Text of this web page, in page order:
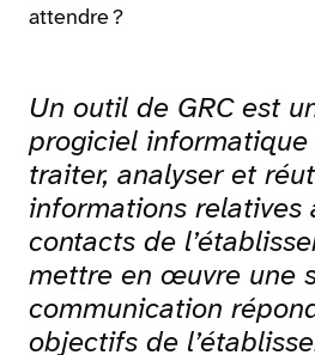
attendre ?
Carrousel 0
Un outil de GRC est
progiciel
traiter, analyser et
informations relatives
contacts de
mettre en œuvre une
communication
objectifs de